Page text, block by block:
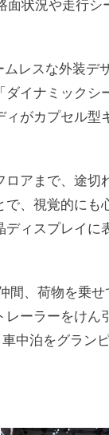
状況や走行シ
レスな外装デ
イナミック
がカプセル
アまで、途
、視覚的にも
ィスプレイ
、荷物を乗
ーラーをけ
中泊をグラン